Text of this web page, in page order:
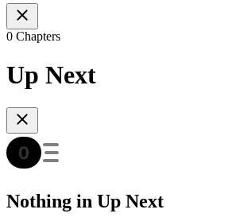
0 Chapters
Up Next
Nothing in Up Next